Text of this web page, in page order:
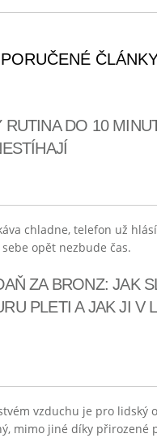
RUTINA DO 10
chladne, telefon už
opět nezbude čas.
ZA BRONZ: JAK
PLETI A JAK JI V
vzduchu je pro lidský
mimo jiné díky přirozené